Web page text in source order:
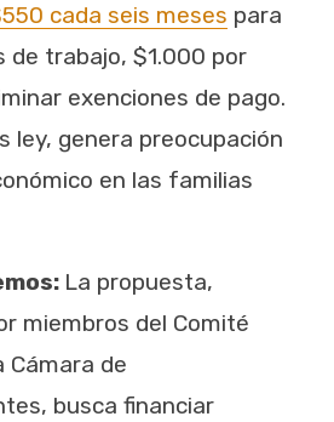
cada seis meses para
de trabajo, $1.000 por
exenciones de pago.
ley, genera preocupación
en las familias
La propuesta,
miembros del Comité
Cámara de
busca financiar